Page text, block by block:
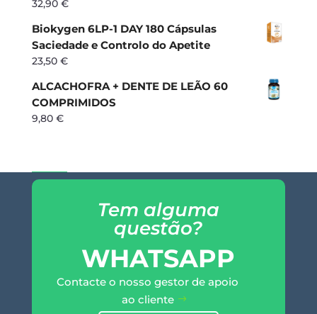
32,90 €
Biokygen 6LP-1 DAY 180 Cápsulas
Saciedade e Controlo do Apetite
23,50 €
ALCACHOFRA + DENTE DE LEÃO 60
COMPRIMIDOS
9,80 €
Tem alguma
questão?
WHATSAPP
Contacte o nosso gestor de apoio
ao cliente